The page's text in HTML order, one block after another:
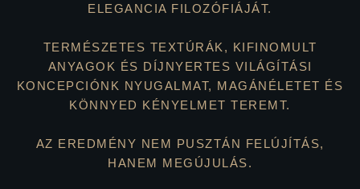
ELEGANCIA FILOZÓFIÁJÁT.
TERMÉSZETES TEXTÚRÁK, KIFINOMULT
ANYAGOK ÉS DÍJNYERTES VILÁGÍTÁSI
KONCEPCIÓNK NYUGALMAT, MAGÁNÉLETET ÉS
KÖNNYED KÉNYELMET TEREMT.
AZ EREDMÉNY NEM PUSZTÁN FELÚJÍTÁS,
HANEM MEGÚJULÁS.